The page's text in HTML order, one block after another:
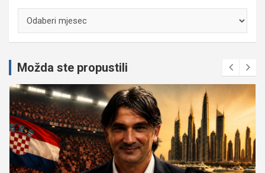
Možda ste propustili